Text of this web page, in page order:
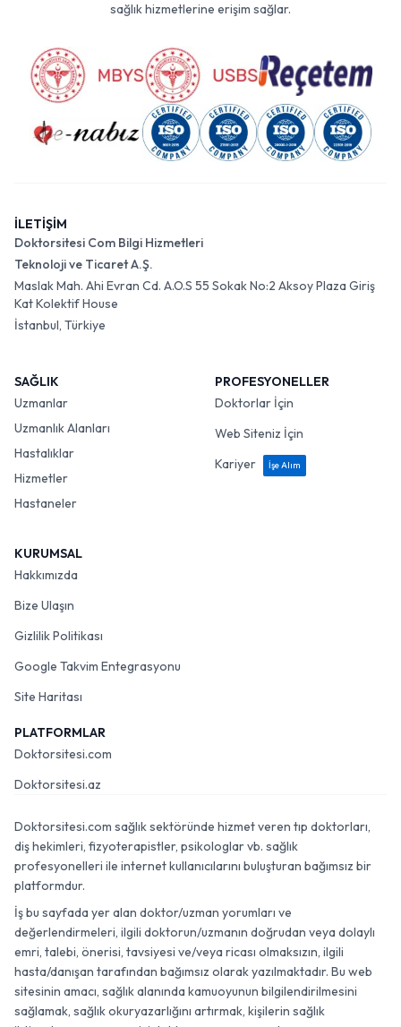
sağlık hizmetlerine erişim sağlar.
İLETİŞİM
Doktorsitesi Com Bilgi Hizmetleri
Teknoloji ve Ticaret A.Ş.
Maslak Mah. Ahi Evran Cd. A.O.S 55 Sokak No:2 Aksoy Plaza Giriş
Kat Kolektif House
İstanbul, Türkiye
SAĞLIK
Uzmanlar
Uzmanlık Alanları
Hastalıklar
Hizmetler
Hastaneler
PROFESYONELLER
Doktorlar İçin
Web Siteniz İçin
Kariyer
İşe Alım
KURUMSAL
Hakkımızda
Bize Ulaşın
Gizlilik Politikası
Google Takvim Entegrasyonu
Site Haritası
PLATFORMLAR
Doktorsitesi.com
Doktorsitesi.az
Doktorsitesi.com sağlık sektöründe hizmet veren tıp doktorları,
diş hekimleri, fizyoterapistler, psikologlar vb. sağlık
profesyonelleri ile internet kullanıcılarını buluşturan bağımsız bir
platformdur.
İş bu sayfada yer alan doktor/uzman yorumları ve
değerlendirmeleri, ilgili doktorun/uzmanın doğrudan veya dolaylı
emri, talebi, önerisi, tavsiyesi ve/veya ricası olmaksızın, ilgili
hasta/danışan tarafından bağımsız olarak yazılmaktadır. Bu web
sitesinin amacı, sağlık alanında kamuoyunun bilgilendirilmesini
sağlamak, sağlık okuryazarlığını artırmak, kişilerin sağlık